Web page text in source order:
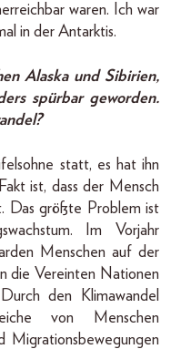
waren. Ich war
in der Antarktis.
Alaska und Sibirien,
spürbar geworden.
statt, es hat ihn
ist, dass der Mensch
Das größte Problem ist
Im Vorjahr
Menschen auf der
die Vereinten Nationen
den Klimawandel
von Menschen
Migrationsbewegungen